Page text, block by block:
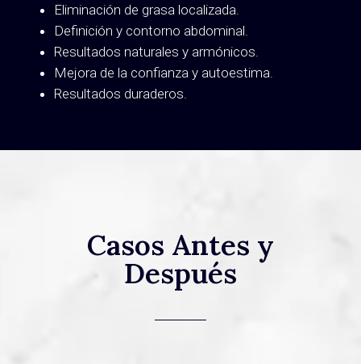
Eliminación de grasa localizada.
Definición y contorno abdominal.
Resultados naturales y armónicos.
Mejora de la confianza y autoestima.
Resultados duraderos.
Casos Antes y
Después